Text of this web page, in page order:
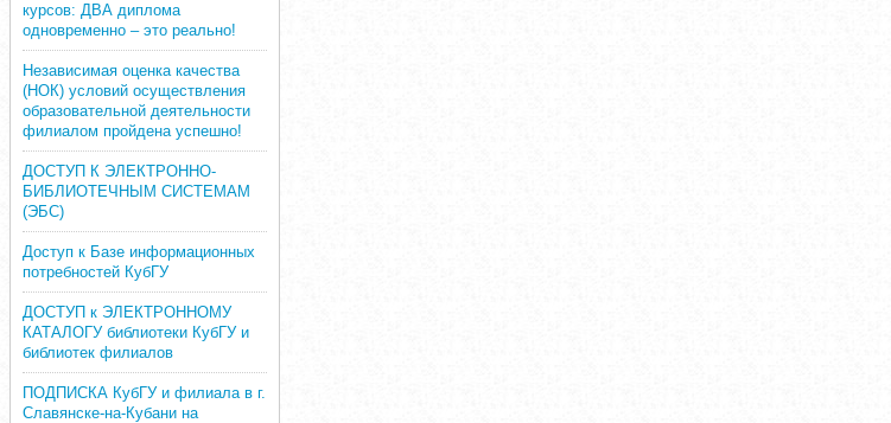
курсов: ДВА диплома
одновременно – это реально!
Независимая оценка качества
(НОК) условий осуществления
образовательной деятельности
филиалом пройдена успешно!
ДОСТУП К ЭЛЕКТРОННО-
БИБЛИОТЕЧНЫМ СИСТЕМАМ
(ЭБС)
Доступ к Базе информационных
потребностей КубГУ
ДОСТУП к ЭЛЕКТРОННОМУ
КАТАЛОГУ библиотеки КубГУ и
библиотек филиалов
ПОДПИСКА КубГУ и филиала в г.
Славянске-на-Кубани на